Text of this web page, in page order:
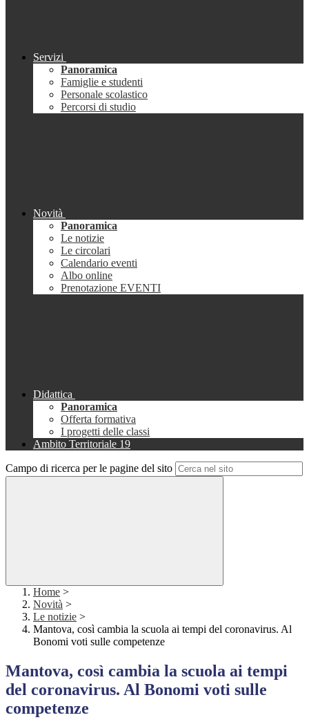
Servizi
Panoramica
Famiglie e studenti
Personale scolastico
Percorsi di studio
Novità
Panoramica
Le notizie
Le circolari
Calendario eventi
Albo online
Prenotazione EVENTI
Didattica
Panoramica
Offerta formativa
I progetti delle classi
Ambito Territoriale 19
Campo di ricerca per le pagine del sito
Home >
Novità >
Le notizie >
Mantova, così cambia la scuola ai tempi del coronavirus. Al
Bonomi voti sulle competenze
Mantova, così cambia la scuola ai tempi
del coronavirus. Al Bonomi voti sulle
competenze